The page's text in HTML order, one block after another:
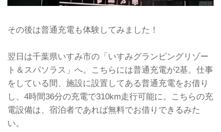
その後は普通充電も体験してみました！
翌日は千葉県いすみ市の「いすみグランピングリゾー
ト＆スパソラス」へ。こちらには普通充電が2基。仕事
をしている間、施設に設置してある普通充電をお借り
し、4時間36分の充電で310km走行可能に。こちらの充
電設備は、宿泊者であれば無料でお借りできるみた
い。